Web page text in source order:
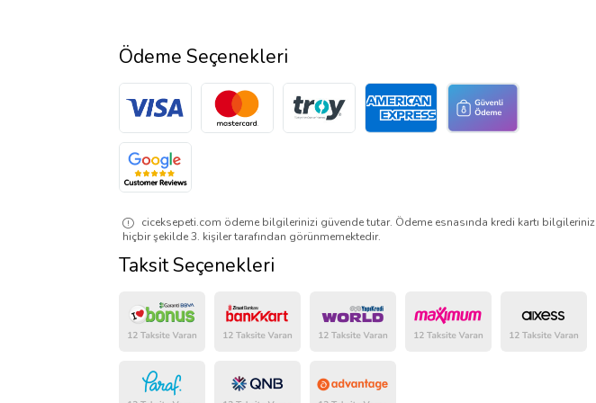
Ödeme Seçenekleri
ciceksepeti.com ödeme bilgilerinizi güvende tutar. Ödeme esnasında kredi kartı bilgileriniz
hiçbir şekilde 3. kişiler tarafından görünmemektedir.
Taksit Seçenekleri